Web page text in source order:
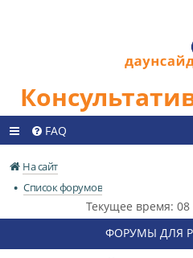
FAQ
На сайт
Список форумов
Текущее время: 08
ФОРУМЫ ДЛЯ